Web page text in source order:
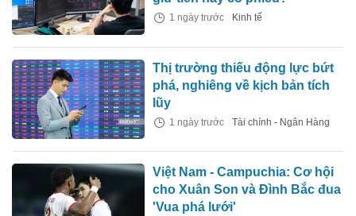
1 ngày trước Kinh tế
Thị trường thiếu động lực bứt
phá, nghiêng về kịch bản tích
lũy
1 ngày trước Tài chính - Ngân Hàng
Việt Nam - Campuchia: Cơ hội
cho Xuân Son và Đình Bắc đua
'Vua phá lưới'